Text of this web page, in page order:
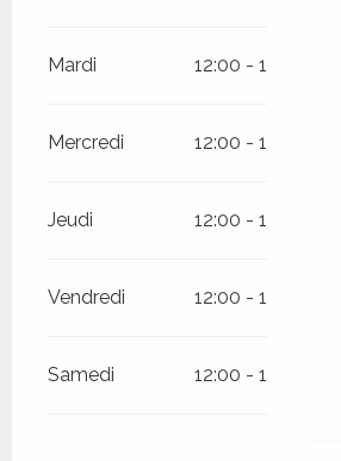
Mardi 12:00 - 15:00
Mercredi 12:00 - 15:00
Jeudi 12:00 - 15:00
Vendredi 12:00 - 15:00
Samedi 12:00 - 15:00